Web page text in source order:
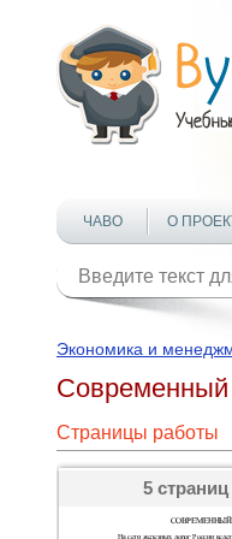
ЧАВО О
Экономика и
Страницы работы
5